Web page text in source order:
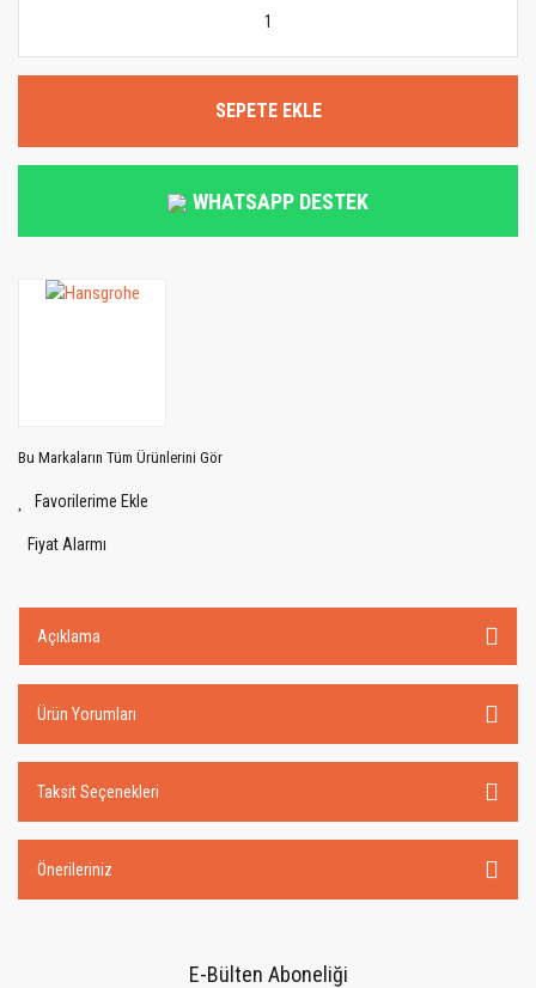
SEPETE EKLE
WHATSAPP DESTEK
Bu Markaların Tüm Ürünlerini Gör
Fiyat Alarmı
Açıklama
Ürün Yorumları
Taksit Seçenekleri
Önerileriniz
E-Bülten Aboneliği